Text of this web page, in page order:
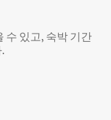
수 있고, 숙박 기간